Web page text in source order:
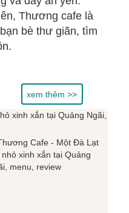
Thương cafe là
bè thư giãn, tìm
xem thêm >>